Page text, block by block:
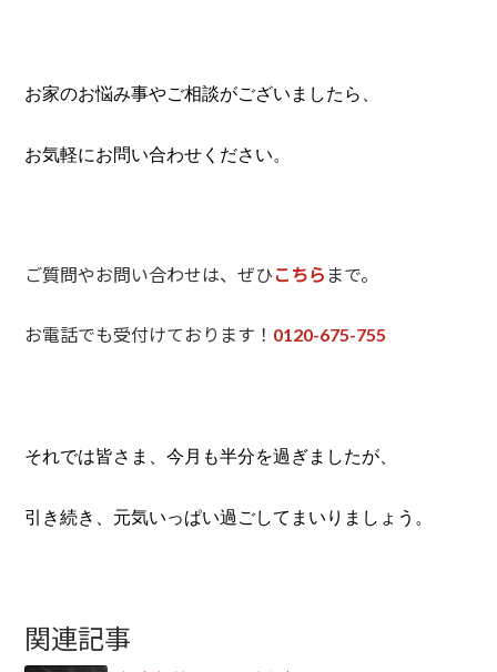
お家のお悩み事やご相談がございましたら、
お気軽にお問い合わせください。
ご質問やお問い合わせは、ぜひこちら まで。
お電話でも受付けております！ 0120-675-755
それでは皆さま、今月も半分を過ぎましたが、
引き続き、元気いっぱい過ごしてまいりましょう。
関連記事